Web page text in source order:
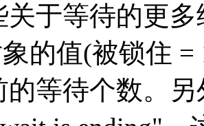
关于等待的更
的值(被锁住
的等待个数。